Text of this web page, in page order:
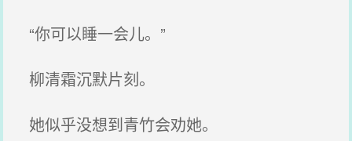
“你可以睡一会儿。”
柳清霜沉默片刻。
她似乎没想到青竹会劝她。